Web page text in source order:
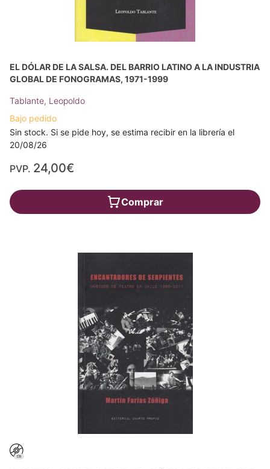
EL DÓLAR DE LA SALSA. DEL BARRIO LATINO A LA INDUSTRIA
GLOBAL DE FONOGRAMAS, 1971-1999
Tablante, Leopoldo
Bajo pedido
Sin stock. Si se pide hoy, se estima recibir en la librería el
20/08/26
PVP. 24,00€
Comprar